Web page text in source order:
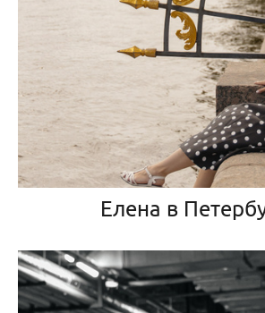
Елена в